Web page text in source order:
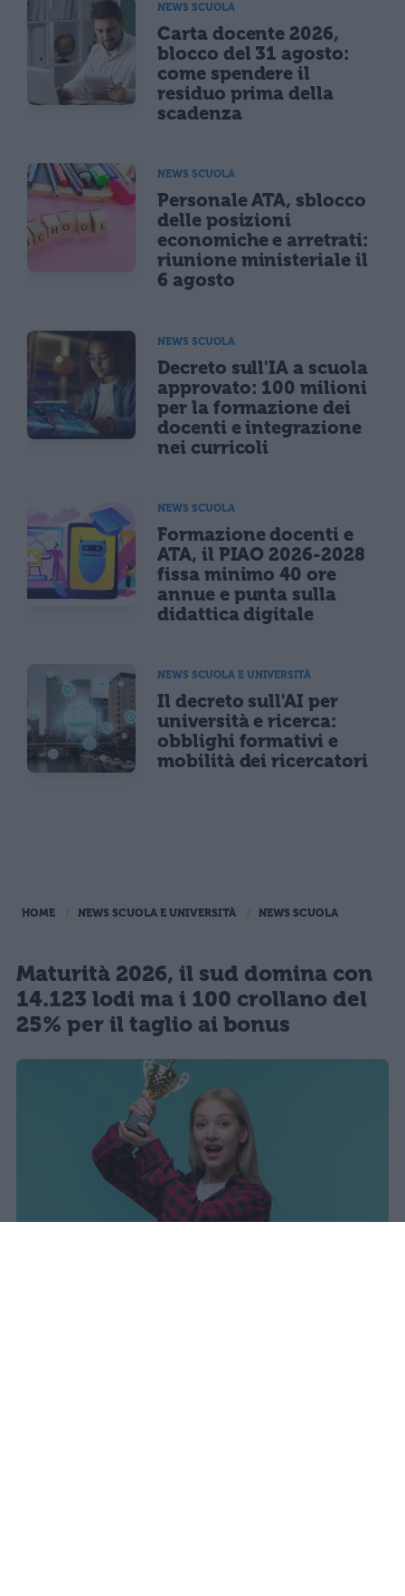
NEWS SCUOLA
Carta docente 2026,
blocco del 31 agosto:
come spendere il
residuo prima della
scadenza
NEWS SCUOLA
Personale ATA, sblocco
delle posizioni
economiche e arretrati:
riunione ministeriale il
6 agosto
NEWS SCUOLA
Decreto sull'IA a scuola
approvato: 100 milioni
per la formazione dei
docenti e integrazione
nei curricoli
NEWS SCUOLA
Formazione docenti e
ATA, il PIAO 2026-2028
fissa minimo 40 ore
annue e punta sulla
didattica digitale
NEWS SCUOLA E UNIVERSITÀ
Il decreto sull'AI per
università e ricerca:
obblighi formativi e
mobilità dei ricercatori
HOME NEWS SCUOLA E UNIVERSITÀ NEWS SCUOLA
Maturità 2026, il sud domina con
14.123 lodi ma i 100 crollano del
25% per il taglio ai bonus